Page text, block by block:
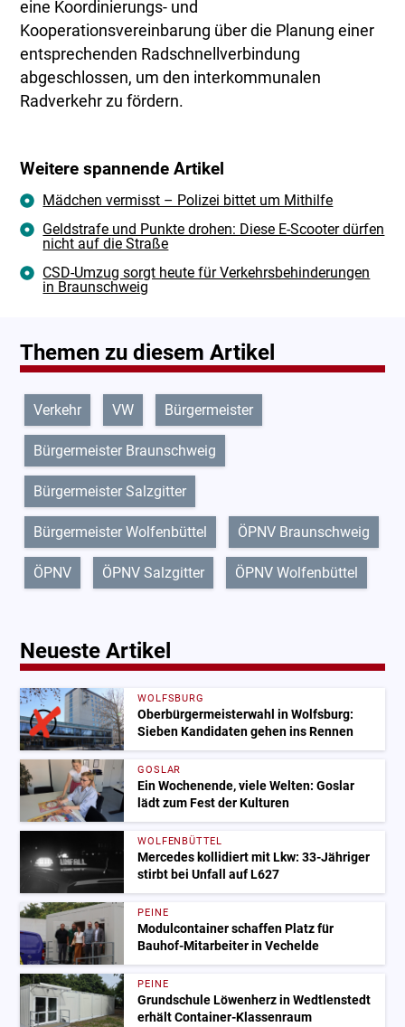
eine Koordinierungs- und
Kooperationsvereinbarung über die Planung einer
entsprechenden Radschnellverbindung
abgeschlossen, um den interkommunalen
Radverkehr zu fördern.
Weitere spannende Artikel
Mädchen vermisst – Polizei bittet um Mithilfe
Geldstrafe und Punkte drohen: Diese E-Scooter dürfen
nicht auf die Straße
CSD-Umzug sorgt heute für Verkehrsbehinderungen
in Braunschweig
Themen zu diesem Artikel
Verkehr VW Bürgermeister
Bürgermeister Braunschweig
Bürgermeister Salzgitter
Bürgermeister Wolfenbüttel ÖPNV Braunschweig
ÖPNV ÖPNV Salzgitter ÖPNV Wolfenbüttel
Neueste Artikel
WOLFSBURG
Oberbürgermeisterwahl in Wolfsburg:
Sieben Kandidaten gehen ins Rennen
GOSLAR
Ein Wochenende, viele Welten: Goslar
lädt zum Fest der Kulturen
WOLFENBÜTTEL
Mercedes kollidiert mit Lkw: 33-Jähriger
stirbt bei Unfall auf L627
PEINE
Modulcontainer schaffen Platz für
Bauhof-Mitarbeiter in Vechelde
PEINE
Grundschule Löwenherz in Wedtlenstedt
erhält Container-Klassenraum